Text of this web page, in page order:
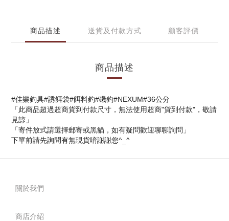
商品描述 送貨及付款方式 顧客評價
商品描述
#佳樂釣具#誘餌袋#餌料釣#磯釣#NEXUM#36公分
「此商品超過超商貨到付款尺寸，無法使用超商"貨到付款"，敬請
見諒」
「寄件放式請選擇郵寄或黑貓，如有疑問歡迎聊聊詢問」
下單前請先詢問有無現貨唷謝謝您^_^
關於我們
商店介紹